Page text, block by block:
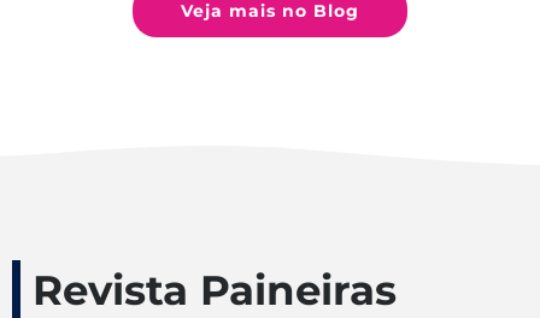
Veja mais no Blog
Revista Paineiras